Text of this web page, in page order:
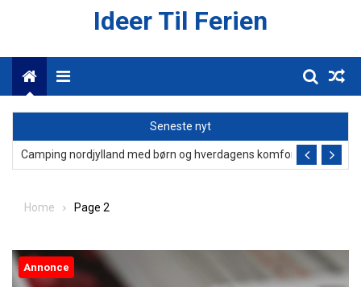
Ideer Til Ferien
Menu
Seneste nyt
Camping nordjylland med børn og hverdagens komfort
De bedste skjulte spots til fricamping i danmark
Home Page 2
Annonce